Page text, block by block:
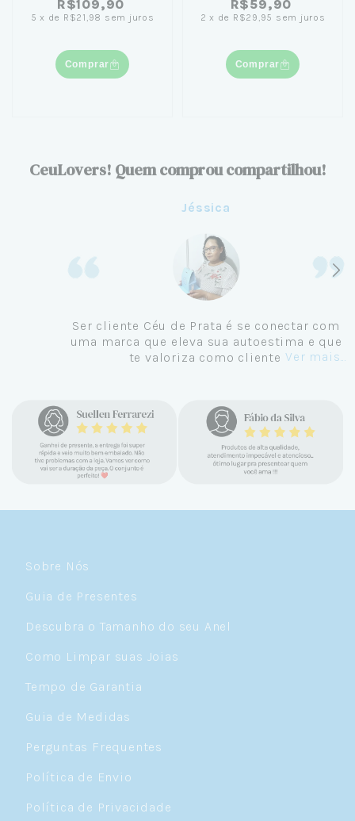
R$109,90
5 x de R$21,98 sem juros
Comprar
R$59,90
2 x de R$29,95 sem juros
Comprar
CeuLovers! Quem comprou compartilhou!
Aline
Me tornei cliente da Céu de Prata em
Setembro de 2024 e não me vejo
comprando em outro lugar. Eu sempre amei
encontrar a Céu. Atendimento
personalizado, verdadeiras jóias prata 925,
mimos e brindes incríveis. Virei cliente fiel
e amo demais as pratas que são lindas, tem
um brilho incrível e preço super justo. Fora
Sobre Nós
Guia de Presentes
Descubra o Tamanho do seu Anel
Como Limpar suas Joias
Tempo de Garantia
Guia de Medidas
Perguntas Frequentes
Política de Envio
Política de Privacidade